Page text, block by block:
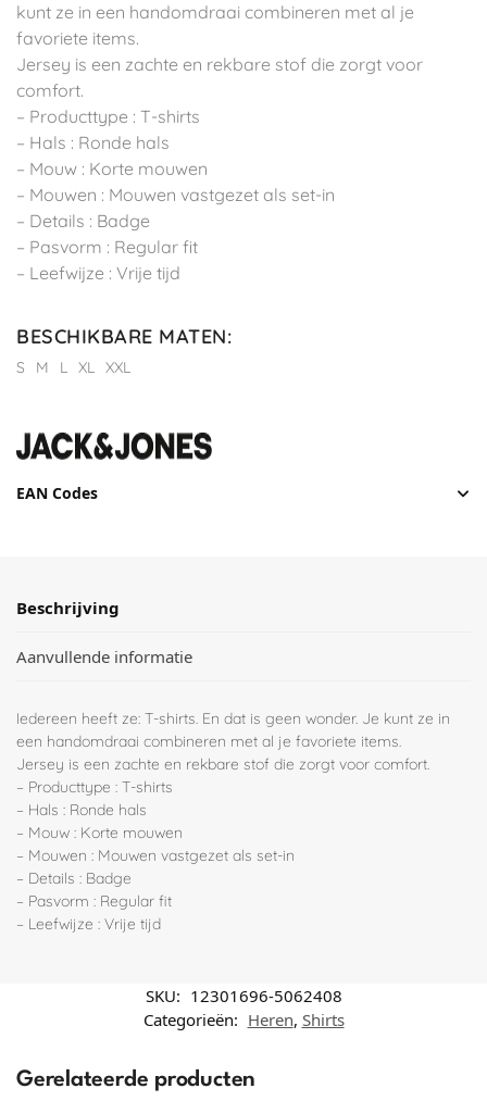
kunt ze in een handomdraai combineren met al je
favoriete items.
Jersey is een zachte en rekbare stof die zorgt voor
comfort.
– Producttype : T-shirts
– Hals : Ronde hals
– Mouw : Korte mouwen
– Mouwen : Mouwen vastgezet als set-in
– Details : Badge
– Pasvorm : Regular fit
– Leefwijze : Vrije tijd
BESCHIKBARE MATEN:
S M L XL XXL
EAN Codes
Beschrijving
Aanvullende informatie
Iedereen heeft ze: T-shirts. En dat is geen wonder. Je kunt ze in
een handomdraai combineren met al je favoriete items.
Jersey is een zachte en rekbare stof die zorgt voor comfort.
– Producttype : T-shirts
– Hals : Ronde hals
– Mouw : Korte mouwen
– Mouwen : Mouwen vastgezet als set-in
– Details : Badge
– Pasvorm : Regular fit
– Leefwijze : Vrije tijd
SKU: 12301696-5062408
Categorieën: Heren, Shirts
Gerelateerde producten